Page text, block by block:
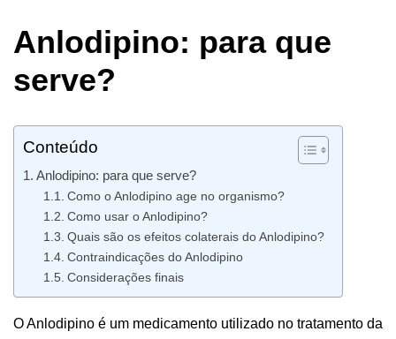
Anlodipino: para que
serve?
Conteúdo
Anlodipino: para que serve?
Como o Anlodipino age no organismo?
Como usar o Anlodipino?
Quais são os efeitos colaterais do Anlodipino?
Contraindicações do Anlodipino
Considerações finais
O Anlodipino é um medicamento utilizado no tratamento da